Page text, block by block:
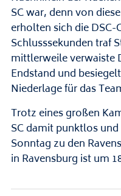
SC war, denn von
erholten sich die
Schlusssekunden traf
mittlerweile verwaiste
Endstand und
Niederlage für das
Trotz eines großen
SC damit punktlos
Sonntag zu den
in Ravensburg ist um